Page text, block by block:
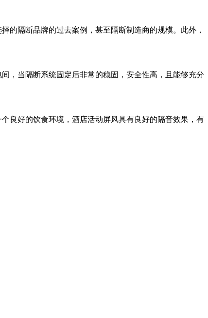
的隔断品牌的过去案例，甚至隔断制造商的规模。此外，
，当隔断系统固定后非常的稳固，安全性高，且能够充分
良好的饮食环境，酒店活动屏风具有良好的隔音效果，有